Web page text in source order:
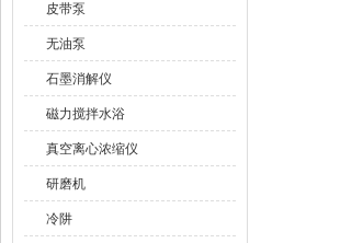
皮带泵
无油泵
石墨消解仪
磁力搅拌水浴
真空离心浓缩仪
研磨机
冷阱